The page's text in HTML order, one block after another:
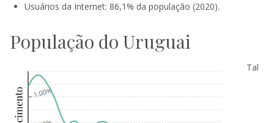
Usuários da Internet: 86,1% da população (2020).
População do Uruguai
Tal